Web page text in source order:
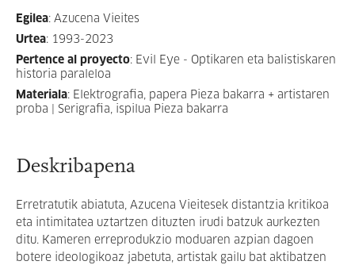
Egilea: Azucena Vieites
Urtea: 1993-2023
Pertence al proyecto: Evil Eye - Optikaren eta balistiskaren
historia paraleloa
Materiala: Elektrografia, papera Pieza bakarra + artistaren
proba | Serigrafia, ispilua Pieza bakarra
Deskribapena
Erretratutik abiatuta, Azucena Vieitesek distantzia kritikoa
eta intimitatea uztartzen dituzten irudi batzuk aurkezten
ditu. Kameren erreprodukzio moduaren azpian dagoen
botere ideologikoaz jabetuta, artistak gailu bat aktibatzen